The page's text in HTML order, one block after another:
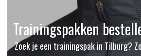
Trainingspakken
Zoek je een trainingspak in Tilburg?